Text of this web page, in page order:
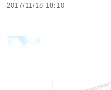
2017/11/18 18:10